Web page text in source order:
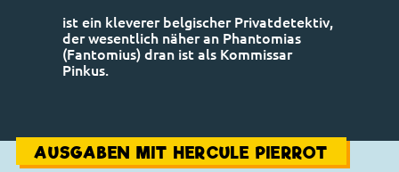
ist ein kleverer belgischer Privatdetektiv,
der wesentlich näher an Phantomias
(Fantomius) dran ist als Kommissar
Pinkus.
AUSGABEN MIT HERCULE PIERROT